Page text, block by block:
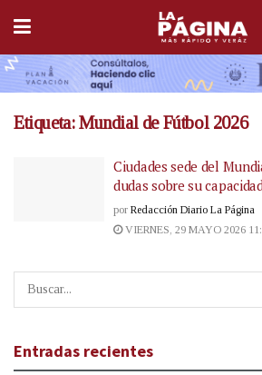
Etiqueta:Mundial de Fútbol 2026
Ciudades sede del
dudas sobre su
por Redacción Diario La Página
VIERNES, 29 MAYO 2026
Entradas recientes